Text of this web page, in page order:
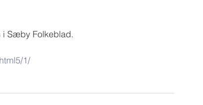
i Sæby Folkeblad.
1/